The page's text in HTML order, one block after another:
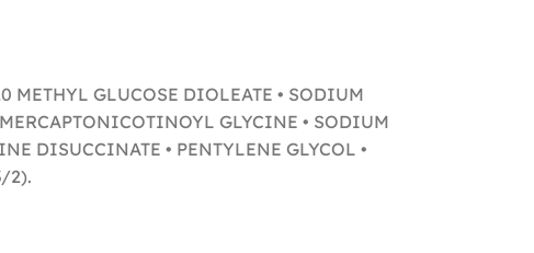
METHYL GLUCOSE DIOLEATE • SODIUM
GLYCINE • SODIUM
DISUCCINATE • PENTYLENE GLYCOL •
2).​